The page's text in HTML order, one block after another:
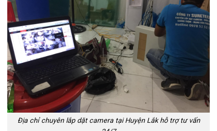
Địa chỉ chuyên lắp dặt camera tại Huyện Lắk hỗ trợ tư vấn